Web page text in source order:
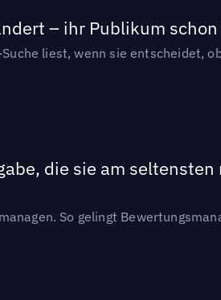
– ihr Publikum schon
liest, wenn sie entscheidet,
die sie am seltensten
So gelingt